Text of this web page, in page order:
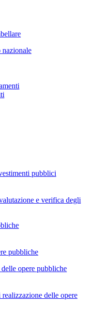
nazionale
pubblici
e verifica degli
pubbliche
opere pubbliche
delle opere